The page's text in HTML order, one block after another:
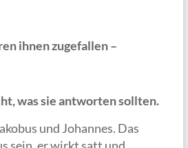
ihnen zugefallen –
was sie antworten sollten.
und Johannes. Das